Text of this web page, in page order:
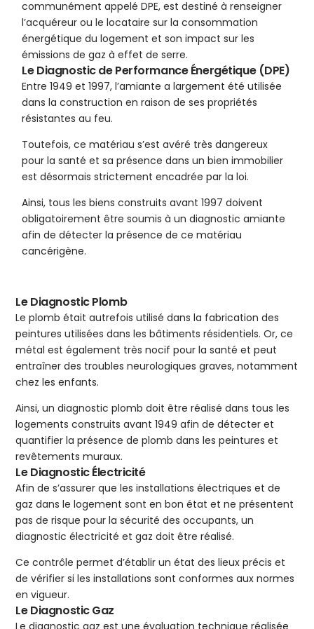
communément appelé DPE, est destiné à renseigner
l’acquéreur ou le locataire sur la consommation
énergétique du logement et son impact sur les
émissions de gaz à effet de serre.
Le Diagnostic de Performance Énergétique (DPE)
Entre 1949 et 1997, l’amiante a largement été utilisée
dans la construction en raison de ses propriétés
résistantes au feu.
Toutefois, ce matériau s’est avéré très dangereux
pour la santé et sa présence dans un bien immobilier
est désormais strictement encadrée par la loi.
Ainsi, tous les biens construits avant 1997 doivent
obligatoirement être soumis à un diagnostic amiante
afin de détecter la présence de ce matériau
cancérigène.
Le Diagnostic Plomb
Le plomb était autrefois utilisé dans la fabrication des
peintures utilisées dans les bâtiments résidentiels. Or, ce
métal est également très nocif pour la santé et peut
entraîner des troubles neurologiques graves, notamment
chez les enfants.
Ainsi, un diagnostic plomb doit être réalisé dans tous les
logements construits avant 1949 afin de détecter et
quantifier la présence de plomb dans les peintures et
revêtements muraux.
Le Diagnostic Électricité
Afin de s’assurer que les installations électriques et de
gaz dans le logement sont en bon état et ne présentent
pas de risque pour la sécurité des occupants, un
diagnostic électricité et gaz doit être réalisé.
Ce contrôle permet d’établir un état des lieux précis et
de vérifier si les installations sont conformes aux normes
en vigueur.
Le Diagnostic Gaz